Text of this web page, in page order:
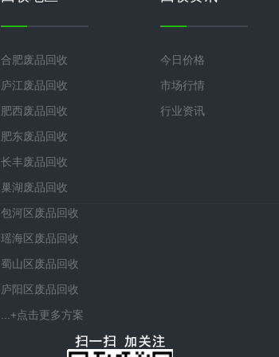
合肥废品回收
庐江废品回收
肥西废品回收
肥东废品回收
长丰废品回收
巢湖废品回收
包河区废品回收
瑶海区废品回收
蜀山区废品回收
庐阳区废品回收
...+点击更多方案
今日价格
市场行情
行业资讯